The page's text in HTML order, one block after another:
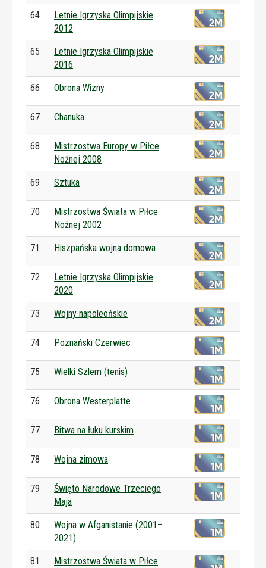
64
Letnie Igrzyska Olimpijskie
2012
65
Letnie Igrzyska Olimpijskie
2016
66 Obrona Wizny
67 Chanuka
68
Mistrzostwa Europy w Piłce
Nożnej 2008
69 Sztuka
70
Mistrzostwa Świata w Piłce
Nożnej 2002
71 Hiszpańska wojna domowa
72
Letnie Igrzyska Olimpijskie
2020
73 Wojny napoleońskie
74 Poznański Czerwiec
75 Wielki Szlem (tenis)
76 Obrona Westerplatte
77 Bitwa na łuku kurskim
78 Wojna zimowa
79
Święto Narodowe Trzeciego
Maja
80
Wojna w Afganistanie (2001–
2021)
81
Mistrzostwa Świata w Piłce